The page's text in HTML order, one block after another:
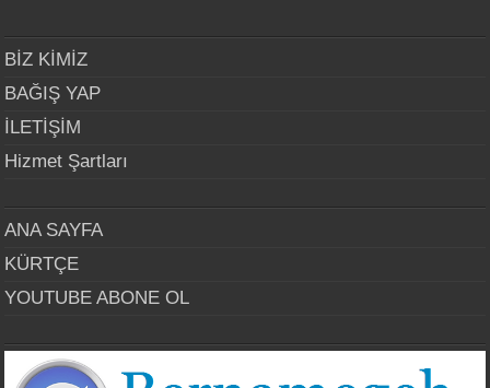
BİZ KİMİZ
BAĞIŞ YAP
İLETİŞİM
Hizmet Şartları
ANA SAYFA
KÜRTÇE
YOUTUBE ABONE OL